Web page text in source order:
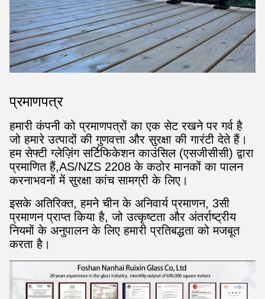
प्रमाणपत्र
हमारी कंपनी को प्रमाणपत्रों का एक सेट रखने पर गर्व है
जो हमारे उत्पादों की गुणवत्ता और सुरक्षा की गारंटी देते हैं।
हम सेफ्टी ग्लेज़िंग सर्टिफिकेशन काउंसिल (एसजीसीसी) द्वारा
प्रमाणित हैं,AS/NZS 2208 के कठोर मानकों का पालन
करनाभवनों में सुरक्षा कांच सामग्री के लिए।
इसके अतिरिक्त, हमने चीन के अनिवार्य प्रमाणन, 3सी
प्रमाणन प्राप्त किया है, जो उत्कृष्टता और अंतर्राष्ट्रीय
नियमों के अनुपालन के लिए हमारी प्रतिबद्धता को मजबूत
करता है।